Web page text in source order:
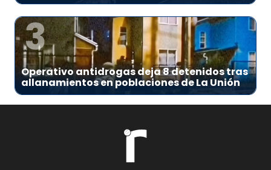
3
Operativo antidrogas deja 8 detenidos tras
allanamientos en poblaciones de La Unión